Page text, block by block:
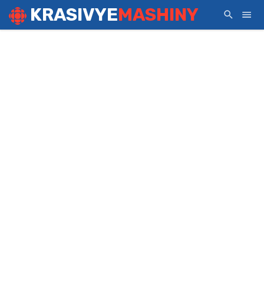
KRASIVYEMASHINY